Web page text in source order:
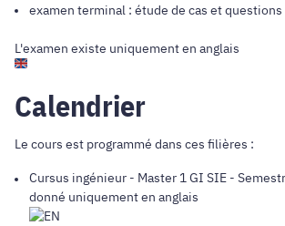
examen terminal : étude de cas et
L'examen existe uniquement en anglais
Calendrier
Le cours est programmé dans ces filières :
Cursus ingénieur - Master 1 GI SIE -
donné uniquement en anglais